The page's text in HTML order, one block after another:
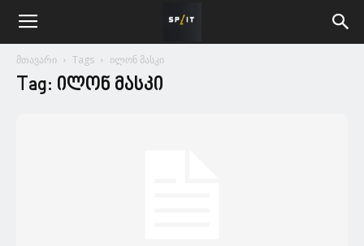
მთავარი Tags ილონ მასკი
Tag: ილონ მასკი